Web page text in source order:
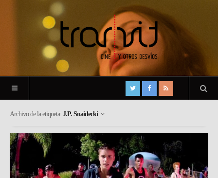
Archivo de la etiqueta: J.P. Snaidecki